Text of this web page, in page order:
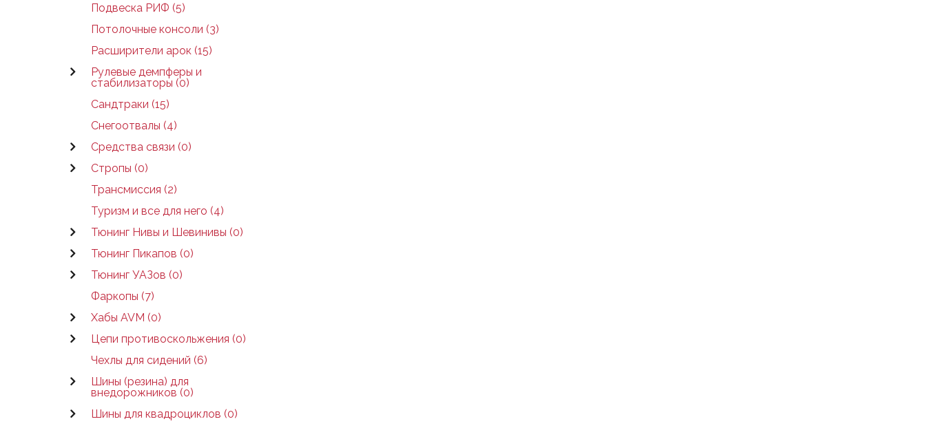
Подвеска РИФ (5)
Потолочные консоли (3)
Расширители арок (15)
Рулевые демпферы и
стабилизаторы (0)
Сандтраки (15)
Снегоотвалы (4)
Средства связи (0)
Стропы (0)
Трансмиссия (2)
Туризм и все для него (4)
Тюнинг Нивы и Шевинивы (0)
Тюнинг Пикапов (0)
Тюнинг УАЗов (0)
Фаркопы (7)
Хабы AVM (0)
Цепи противоскольжения (0)
Чехлы для сидений (6)
Шины (резина) для
внедорожников (0)
Шины для квадроциклов (0)